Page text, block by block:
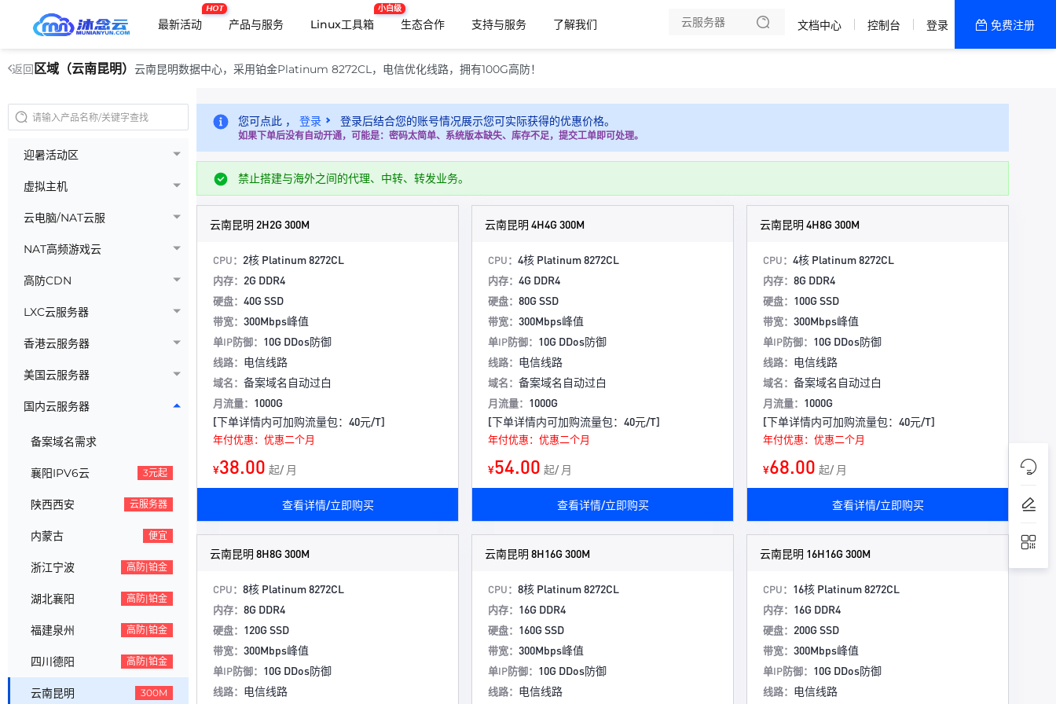
最新活动
HOT
产品与服务 Linux工具箱
小白级
生态合作 支持与服务
了解我们
文档中心 控制台 登录 免费注册
返回 区域（云南昆明） 云南昆明数据中心，采用铂金Platinum 8272CL，电信优化线路，拥有100G高防！
迎暑活动区
虚拟主机
云电脑/NAT云服
NAT高频游戏云
高防CDN
LXC云服务器
香港云服务器
美国云服务器
国内云服务器
备案域名需求
襄阳IPV6云 3元起
陕西西安 云服务器
内蒙古 便宜
浙江宁波 高防|铂金
湖北襄阳 高防|铂金
福建泉州 高防|铂金
四川德阳 高防|铂金
云南昆明 300M
您可点此 ， 登录 登录后结合您的账号情况展示您可实际获得的优惠价格。
如果下单后没有自动开通，可能是：密码太简单、系统版本缺失、库存不足，提交工单即可处理。
禁止搭建与海外之间的代理、中转、转发业务。
云南昆明 2H2G 300M
CPU： 2核 Platinum 8272CL
内存： 2G DDR4
硬盘： 40G SSD
带宽： 300Mbps峰值
单IP防御： 10G DDos防御
线路： 电信线路
域名： 备案域名自动过白
月流量： 1000G
[下单详情内可加购流量包：40元/T]
年付优惠：优惠二个月
¥38.00 起/ 月
查看详情/立即购买
云南昆明 4H4G 300M
CPU： 4核 Platinum 8272CL
内存： 4G DDR4
硬盘： 80G SSD
带宽： 300Mbps峰值
单IP防御： 10G DDos防御
线路： 电信线路
域名： 备案域名自动过白
月流量： 1000G
[下单详情内可加购流量包：40元/T]
年付优惠：优惠二个月
¥54.00 起/ 月
查看详情/立即购买
云南昆明 4H8G 300M
CPU： 4核 Platinum 8272CL
内存： 8G DDR4
硬盘： 100G SSD
带宽： 300Mbps峰值
单IP防御： 10G DDos防御
线路： 电信线路
域名： 备案域名自动过白
月流量： 1000G
[下单详情内可加购流量包：40元/T]
年付优惠：优惠二个月
¥68.00 起/ 月
查看详情/立即购买
云南昆明 8H8G 300M
CPU： 8核 Platinum 8272CL
内存： 8G DDR4
硬盘： 120G SSD
带宽： 300Mbps峰值
单IP防御： 10G DDos防御
线路： 电信线路
云南昆明 8H16G 300M
CPU： 8核 Platinum 8272CL
内存： 16G DDR4
硬盘： 160G SSD
带宽： 300Mbps峰值
单IP防御： 10G DDos防御
线路： 电信线路
云南昆明 16H16G 300M
CPU： 16核 Platinum 8272CL
内存： 16G DDR4
硬盘： 200G SSD
带宽： 300Mbps峰值
单IP防御： 10G DDos防御
线路： 电信线路